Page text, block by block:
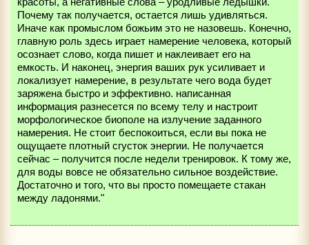
Почему так получается, остается лишь удивляться.
Иначе как промыслом божьим это не назовешь. Конечно,
главную роль здесь играет намерение человека, который
осознает слово, когда пишет и наклеивает его на
емкость. И наконец, энергия ваших рук усиливает и
локализует намерение, в результате чего вода будет
заряжена быстро и эффективно. написанная
информация разнесется по всему телу и настроит
морфологическое биополе на излучение заданного
намерения. Не стоит беспокоиться, если вы пока не
ощущаете плотный сгусток энергии. Не получается
сейчас – получится после недели тренировок. К тому же,
для воды вовсе не обязательно сильное воздействие.
Достаточно и того, что вы просто помещаете стакан
между ладонями."